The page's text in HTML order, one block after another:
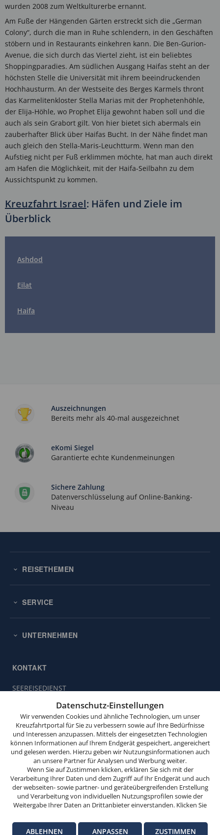
wurden 2008 zum Weltkulturerbe ernannt.
Am Fuße der Hängenden Gärten erstreckt sich die „German
Colony“, durch die man in Ruhe schlendern, in den Geschäften
stöbern und in Restaurants einkehren kann. Die Ben-Gurion-
Avenue, die sich durch das Viertel zieht, ist ein beliebtes
Shoppingparadies. Am südlichen Ausgang Haifas steht an der
höchsten Stelle die Universität mit ihrem beeindruckenden
Hochhausturm. An der Westseite des Berges Karmels thront
das Karmelitenkloster Stella Marias mit der Prophetenhöhle,
der Elija-Höhle, wo Prophet Elija gewohnt haben soll und die
auch als sein Grabort gilt. Von hier bietet sich abermals ein
zauberhafter Blick über Haifas Bucht. In der Nähe findet man
auch gleich den Stella-Maris-Leuchtturm. Wenn man den
Aufstieg nicht per Fuß erklimmen möchte, hat man auch direkt
am Hafen die Möglichkeit, mit der Haifa-Seilbahn zu dem
Aussichtspunkt zu kommen.
Kreuzfahrt Israel: Häfen und Ziele im
Überblick
Ashdod
Eilat
Haifa
Auszeichnungen
Bereits mehr als 40-mal ausgezeichnet
eKomi Siegel
Garantierte echte Kundenmeinungen
Sichere Zahlung
Datenverschlüsselung auf Online-Banking-
Niveau
REISETHEMEN
SERVICE
UNTERNEHMEN
KONTAKT
SEEREISEDIENST
47119 Duisburg
Buchungsservice:0203 / 30 98 00
(Mo. bis Fr. von 9.00 bis 18.00 Uhr,
Sa. von 10.00 bis 15.00 Uhr,
So. von 10.00 bis 13.00 Uhr,
außer feiertags)
info@seereisedienst.de
ImpressumDatenschutz-Informationen
Datenschutz-Einstellungen
Diese
verwendet
Cookies.
Wenn
Sie
weitersurfen,
stimmen
Sie
der
Cookie-
Datenschutz-Einstellungen
Wir verwenden Cookies und ähnliche Technologien, um unser
Kreuzfahrtportal für Sie zu verbessern sowie auf Ihre Bedürfnisse
und Interessen anzupassen. Mittels der eingesetzten Technologien
können Informationen auf Ihrem Endgerät gespeichert, angereichert
und gelesen werden. Hierzu geben wir Nutzungsinformationen auch
an unsere Partner für Analysen und Werbung weiter.
Wenn Sie auf Zustimmen klicken, erklären Sie sich mit der
Verarbeitung Ihrer Daten und dem Zugriff auf Ihr Endgerät und auch
der webseiten- sowie partner- und geräteübergreifenden Erstellung
und Verarbeitung von individuellen Nutzungsprofilen sowie der
Weitergabe Ihrer Daten an Drittanbieter einverstanden. Klicken Sie
notwendigen Verarbeitungen zustimmen möchten. Klicken Sie auf
Anpassen, um einzelnen Anbietern die Zustimmung zu erteilen.
ABLEHNEN ANPASSEN ZUSTIMMEN